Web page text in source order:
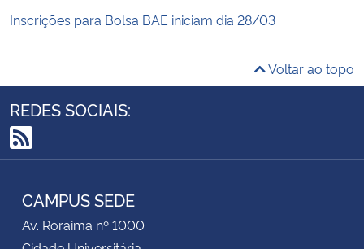
Inscrições para Bolsa BAE iniciam dia 28/03
Voltar ao topo
REDES SOCIAIS:
RSS
CAMPUS SEDE
Av. Roraima nº 1000